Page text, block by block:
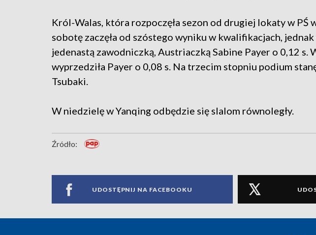
Król-Walas, która rozpoczęła sezon od drugiej lokaty w PŚ
sobotę zaczęła od szóstego wyniku w kwalifikacjach, jednak
jedenastą zawodniczką, Austriaczką Sabine Payer o 0,12 s.
wyprzedziła Payer o 0,08 s. Na trzecim stopniu podium
Tsubaki.
W niedzielę w Yanqing odbędzie się slalom równoległy.
Źródło:
UDOSTĘPNIJ NA FACEBOOKU